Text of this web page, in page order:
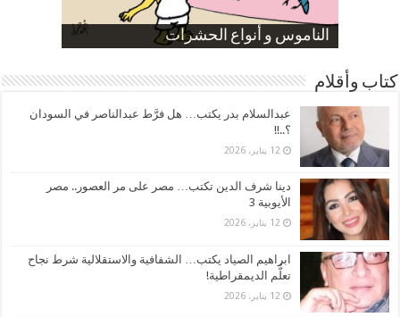
الناموس و أنواع الحشرات
الموظفين بعد ارتفاع الأسعار
ارتفاع نسبة الطلاق في مصر
صورة كاركاتيرية
صورة كاركاتيرية
كتاب وأقلام
عبدالسلام بدر يكتب… هل فرَّط عبدالناصر في السودان
؟..!!
12 يناير، 2026
دينا شرف الدين تكتب… مصر على مر العصور.. مصر
الأيوبية 3
12 يناير، 2026
ابراهيم الصياد يكتب… الشفافية والاستقلالية شرط نجاح
تعلُّم الديمقراطية!
12 يناير، 2026